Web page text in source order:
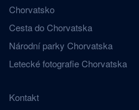
Chorvatsko
Cesta do Chorvatska
Národní parky Chorvatska
Letecké fotografie Chorvatska
Kontakt